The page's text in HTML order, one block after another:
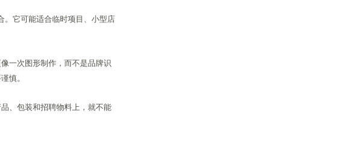
。它可能适合临时项目、小型店
一次图形制作，而不是品牌识
慎。
、包装和招聘物料上，就不能